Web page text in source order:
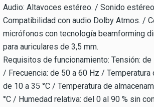
Audio: Altavoces estéreo. / Sonido
Compatibilidad con audio Dolby Atmos. /
micrófonos con tecnología beamforming
para auriculares de 3,5 mm.
Requisitos de funcionamiento: Tensión: de
/ Frecuencia: de 50 a 60 Hz / Temperatura
de 10 a 35 °C / Temperatura de
°C / Humedad relativa: del 0 al 90 % sin